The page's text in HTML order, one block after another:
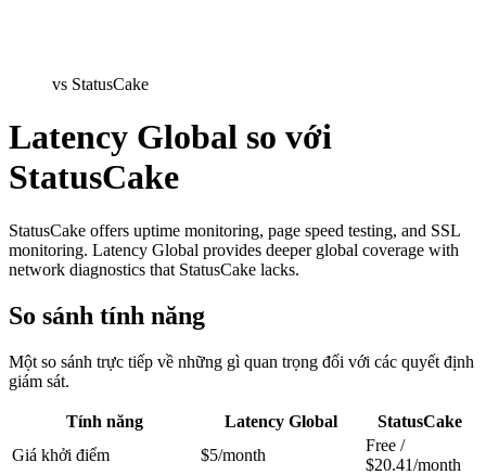
vs StatusCake
Latency Global so với
StatusCake
StatusCake offers uptime monitoring, page speed testing, and SSL
monitoring. Latency Global provides deeper global coverage with
network diagnostics that StatusCake lacks.
So sánh tính năng
Một so sánh trực tiếp về những gì quan trọng đối với các quyết định
giám sát.
Tính năng Latency Global
StatusCake
Giá khởi điểm
$5/month
Free /
$20.41/month